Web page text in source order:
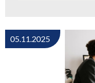
05.11.2025